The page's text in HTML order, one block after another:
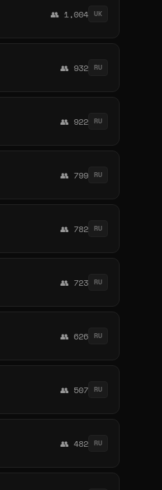
👥 1,004 UK
👥 932 RU
👥 922 RU
👥 799 RU
👥 782 RU
👥 723 RU
👥 626 RU
👥 507 RU
👥 482 RU